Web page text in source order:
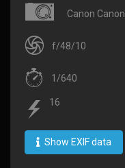
Canon
f/48/10
1/640
16
Show EXIF data